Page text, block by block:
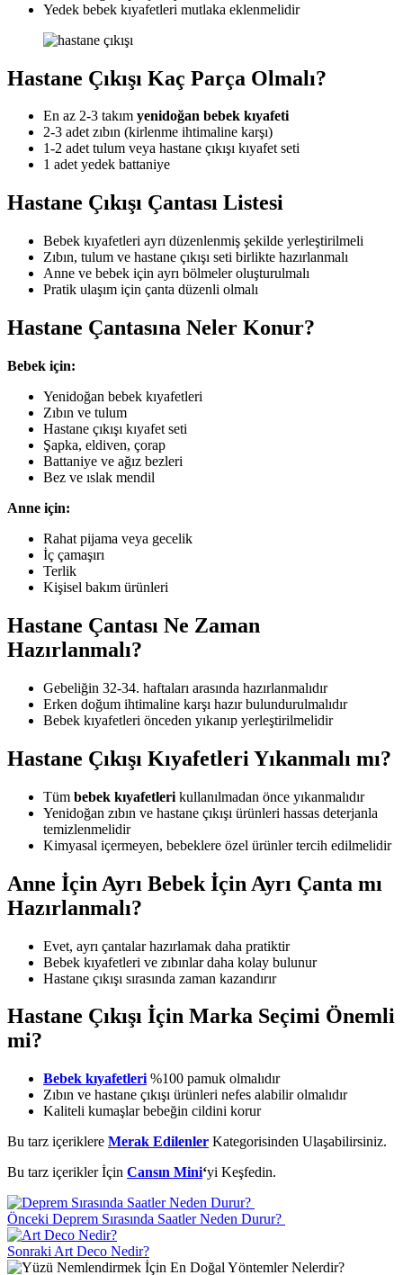
Yedek bebek kıyafetleri mutlaka eklenmelidir
Hastane Çıkışı Kaç Parça Olmalı?
En az 2-3 takım yenidoğan bebek kıyafeti
2-3 adet zıbın (kirlenme ihtimaline karşı)
1-2 adet tulum veya hastane çıkışı kıyafet seti
1 adet yedek battaniye
Hastane Çıkışı Çantası Listesi
Bebek kıyafetleri ayrı düzenlenmiş şekilde yerleştirilmeli
Zıbın, tulum ve hastane çıkışı seti birlikte hazırlanmalı
Anne ve bebek için ayrı bölmeler oluşturulmalı
Pratik ulaşım için çanta düzenli olmalı
Hastane Çantasına Neler Konur?
Bebek için:
Yenidoğan bebek kıyafetleri
Zıbın ve tulum
Hastane çıkışı kıyafet seti
Şapka, eldiven, çorap
Battaniye ve ağız bezleri
Bez ve ıslak mendil
Anne için:
Rahat pijama veya gecelik
İç çamaşırı
Terlik
Kişisel bakım ürünleri
Hastane Çantası Ne Zaman
Hazırlanmalı?
Gebeliğin 32-34. haftaları arasında hazırlanmalıdır
Erken doğum ihtimaline karşı hazır bulundurulmalıdır
Bebek kıyafetleri önceden yıkanıp yerleştirilmelidir
Hastane Çıkışı Kıyafetleri Yıkanmalı mı?
Tüm bebek kıyafetleri kullanılmadan önce yıkanmalıdır
Yenidoğan zıbın ve hastane çıkışı ürünleri hassas deterjanla
temizlenmelidir
Kimyasal içermeyen, bebeklere özel ürünler tercih edilmelidir
Anne İçin Ayrı Bebek İçin Ayrı Çanta mı
Hazırlanmalı?
Evet, ayrı çantalar hazırlamak daha pratiktir
Bebek kıyafetleri ve zıbınlar daha kolay bulunur
Hastane çıkışı sırasında zaman kazandırır
Hastane Çıkışı İçin Marka Seçimi Önemli
mi?
Bebek kıyafetleri %100 pamuk olmalıdır
Zıbın ve hastane çıkışı ürünleri nefes alabilir olmalıdır
Kaliteli kumaşlar bebeğin cildini korur
Bu tarz içeriklere Merak Edilenler Kategorisinden Ulaşabilirsiniz.
Bu tarz içerikler İçin Cansın Mini‘yi Keşfedin.
Önceki Deprem Sırasında Saatler Neden Durur?
Sonraki Art Deco Nedir?